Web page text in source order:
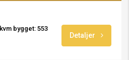
kvm bygget: 553
Detaljer